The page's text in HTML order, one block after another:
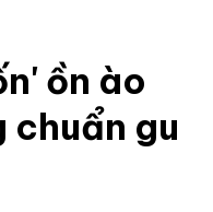
ồn ào
chuẩn gu